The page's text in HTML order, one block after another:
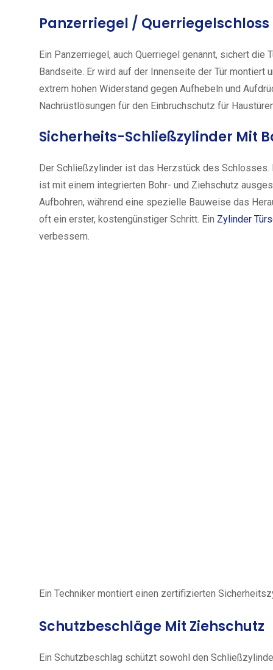
Panzerriegel / Querriegelschloss
Ein Panzerriegel, auch Querriegel genannt, sichert
Bandseite. Er wird auf der Innenseite der Tür
extrem hohen Widerstand gegen Aufhebeln und
Nachrüstlösungen für den Einbruchschutz für
Sicherheits-Schließzylinder Mit
Der Schließzylinder ist das Herzstück des Schlosses.
ist mit einem integrierten Bohr- und Ziehschutz
Aufbohren, während eine spezielle Bauweise das
oft ein erster, kostengünstiger Schritt. Ein Zylinder
verbessern.
Ein Techniker montiert einen zertifizierten
Schutzbeschläge Mit Ziehschutz
Ein Schutzbeschlag schützt sowohl den